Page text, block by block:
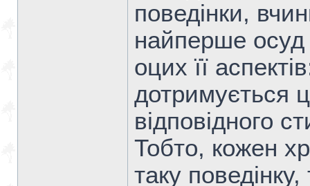
поведінки,
найперше
оцих її
дотримується
відповідного
Тобто, кожен
таку